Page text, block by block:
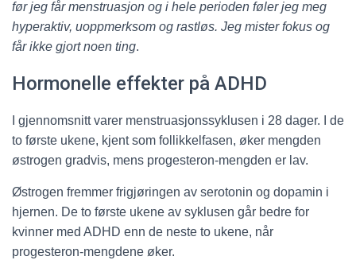
før jeg får menstruasjon og i hele perioden føler jeg meg
hyperaktiv, uoppmerksom og rastløs. Jeg mister fokus og
får ikke gjort noen ting.
Hormonelle effekter på ADHD
I gjennomsnitt varer menstruasjonssyklusen i 28 dager. I de
to første ukene, kjent som follikkelfasen, øker mengden
østrogen gradvis, mens progesteron-mengden er lav.
Østrogen fremmer frigjøringen av serotonin og dopamin i
hjernen. De to første ukene av syklusen går bedre for
kvinner med ADHD enn de neste to ukene, når
progesteron-mengdene øker.